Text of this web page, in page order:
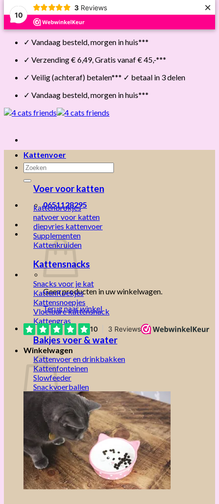
10
3 Reviews ×
Skip
✓ Vandaag besteld, morgen in huis***
✓ Verzending € 6,49, Gratis vanaf € 45,-***
✓ Veilig (achteraf) betalen*** ✓ betaal in 3 delen
✓ Vandaag besteld, morgen in huis***
Zoeken
naar:
0651128295
Geen producten in uw winkelwagen.
Terug naar winkel
Winkelwagen
Geen producten in uw winkelwagen.
Terug naar winkel
Kattenvoer
Voer voor katten
kattenbrokjes
natvoer voor katten
diepvries kattenvoer
Supplementen
Kattenkruiden
Kattensnacks
Snacks voor je kat
KattenKoekjes
Kattensnoepjes
Vloeibare kattensnack
Kattengras
Bakjes voer & water
Kattenvoer en drinkbakken
Kattenfonteinen
Slowfeeder
Snackvoerballen